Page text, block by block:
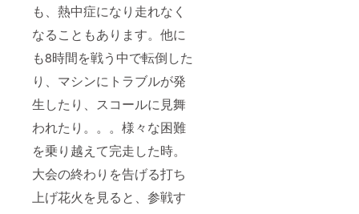
も、熱中症になり走れなく
なることもあります。他に
も8時間を戦う中で転倒した
り、マシンにトラブルが発
生したり、スコールに見舞
われたり。。。様々な困難
を乗り越えて完走した時。
大会の終わりを告げる打ち
上げ花火を見ると、参戦す